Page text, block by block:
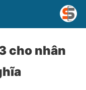
cho nhân